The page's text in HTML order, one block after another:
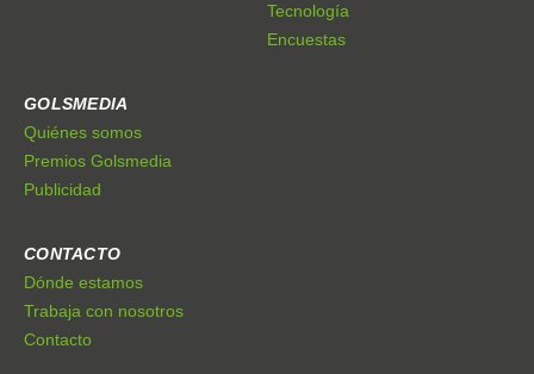
Tecnología
Encuestas
GOLSMEDIA
Quiénes somos
Premios Golsmedia
Publicidad
CONTACTO
Dónde estamos
Trabaja con nosotros
Contacto